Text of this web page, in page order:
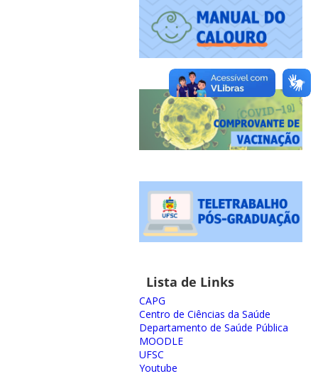
Lista de Links
CAPG
Centro de Ciências da Saúde
Departamento de Saúde Pública
MOODLE
UFSC
Youtube